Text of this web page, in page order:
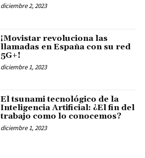
diciembre 2, 2023
¡Movistar revoluciona las
llamadas en España con su red
5G+!
diciembre 1, 2023
El tsunami tecnológico de la
Inteligencia Artificial: ¿El fin del
trabajo como lo conocemos?
diciembre 1, 2023